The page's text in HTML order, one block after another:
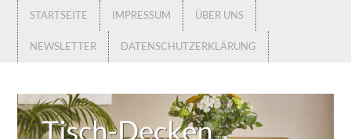
STARTSEITE IMPRESSUM ÜBER UNS
NEWSLETTER DATENSCHUTZERKLÄRUNG